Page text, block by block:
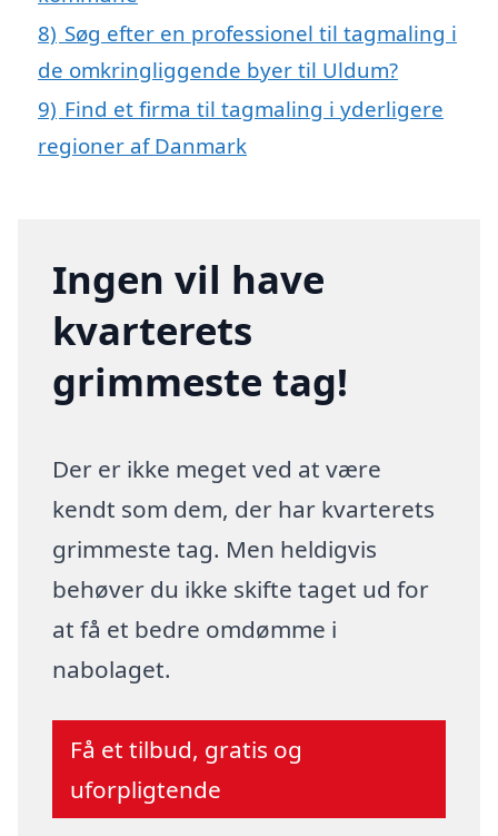
8) Søg efter en professionel til tagmaling i
de omkringliggende byer til Uldum?
9) Find et firma til tagmaling i yderligere
regioner af Danmark
Ingen vil have
kvarterets
grimmeste tag!
Der er ikke meget ved at være
kendt som dem, der har kvarterets
grimmeste tag. Men heldigvis
behøver du ikke skifte taget ud for
at få et bedre omdømme i
nabolaget.
Få et tilbud, gratis og
uforpligtende